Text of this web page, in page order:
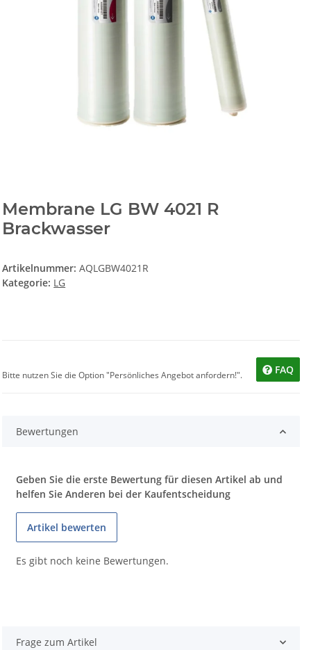
Membrane LG BW 4021 R
Brackwasser
Artikelnummer:AQLGBW4021R
Kategorie: LG
Bitte nutzen Sie die Option "Persönliches Angebot anfordern!". FAQ
Bewertungen
Geben Sie die erste Bewertung für diesen Artikel ab und
helfen Sie Anderen bei der Kaufentscheidung
Artikel bewerten
Es gibt noch keine Bewertungen.
Frage zum Artikel